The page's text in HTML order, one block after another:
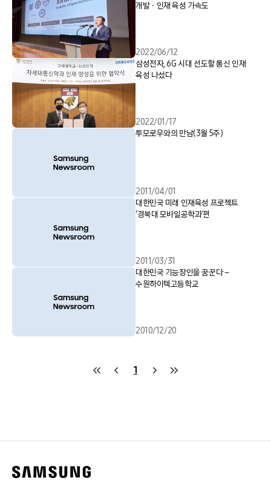
개발ㆍ인재 육성 가속도
2022/06/12
삼성전자, 6G 시대 선도할 통신 인재
육성 나섰다
2022/01/17
투모로우와의 만남(3월 5주)
2011/04/01
대한민국 미래 인재육성 프로젝트
‘경북대 모바일공학과’편
2011/03/31
대한민국 기능장인을 꿈꾼다 –
수원하이텍고등학교
2010/12/20
1